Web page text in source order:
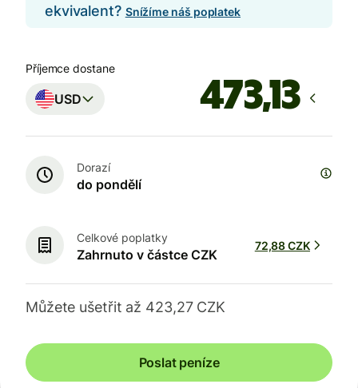
ekvivalent? Snížíme náš poplatek
Příjemce dostane
USD
Dorazí
do pondělí
Celkové poplatky
Zahrnuto v částce CZK
72,88 CZK
Můžete ušetřit až 423,27 CZK
Poslat peníze